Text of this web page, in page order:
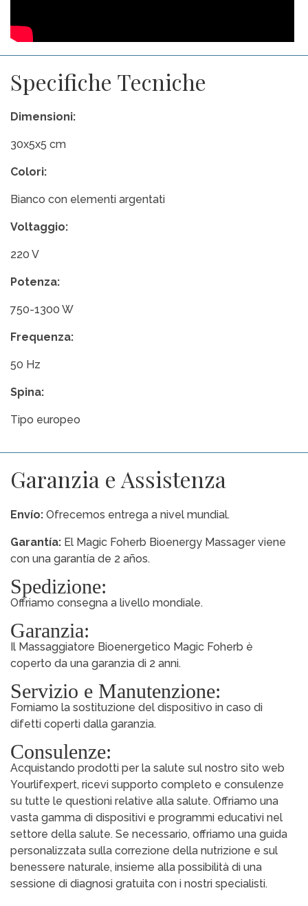
Specifiche Tecniche
Dimensioni:
30x5x5 cm
Colori:
Bianco con elementi argentati
Voltaggio:
220 V
Potenza:
750-1300 W
Frequenza:
50 Hz
Spina:
Tipo europeo
Garanzia e Assistenza
Envío: Ofrecemos entrega a nivel mundial.
Garantía: El Magic Foherb Bioenergy Massager viene
con una garantía de 2 años.
Spedizione:
Offriamo consegna a livello mondiale.
Garanzia:
Il Massaggiatore Bioenergetico Magic Foherb è
coperto da una garanzia di 2 anni.
Servizio e Manutenzione:
Forniamo la sostituzione del dispositivo in caso di
difetti coperti dalla garanzia.
Consulenze:
Acquistando prodotti per la salute sul nostro sito web
Yourlifexpert, ricevi supporto completo e consulenze
su tutte le questioni relative alla salute. Offriamo una
vasta gamma di dispositivi e programmi educativi nel
settore della salute. Se necessario, offriamo una guida
personalizzata sulla correzione della nutrizione e sul
benessere naturale, insieme alla possibilità di una
sessione di diagnosi gratuita con i nostri specialisti.